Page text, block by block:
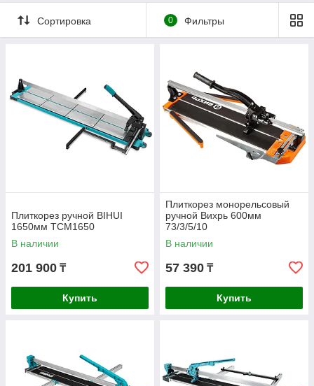
Сортировка 0 Фильтры
Плиткорез ручной BIHUI
1650мм TCM1650
В наличии
201 900 ₸
Купить
Плиткорез монорельсовый
ручной Вихрь 600мм
73/3/5/10
В наличии
57 390 ₸
Купить